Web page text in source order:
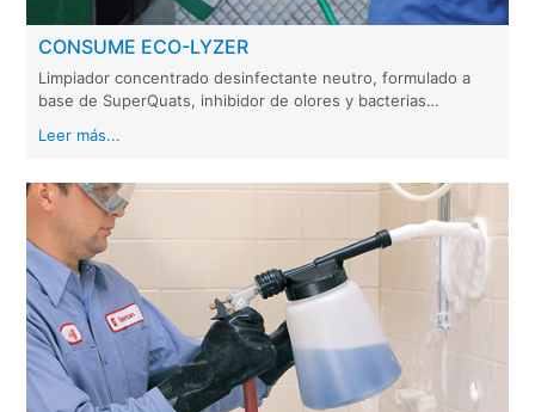
CONSUME ECO-LYZER
Limpiador concentrado desinfectante neutro, formulado a
base de SuperQuats, inhibidor de olores y bacterias…
Leer más...